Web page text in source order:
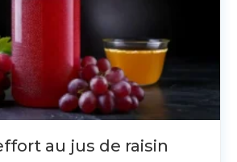
au jus de raisin